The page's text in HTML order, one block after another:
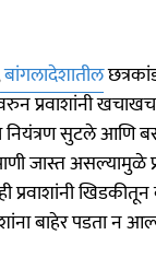
बांगलादेशातील
प्रवाशांनी
सुटले आणि
जास्त असल्यामुळे
प्रवाशांनी
बाहेर पडता न